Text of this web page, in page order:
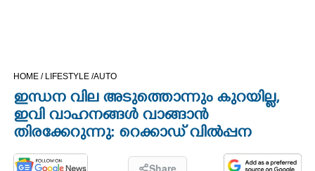
OPINION
PHOTOS
HOME / LIFESTYLE /AUTO
ഇന്ധന വില അടുത്തൊന്നും കുറയില്ല,
ഇവി വാഹനങ്ങൾ വാങ്ങാൻ
തിരക്കേറുന്നു: റെക്കാഡ് വിൽപ്പന
Share